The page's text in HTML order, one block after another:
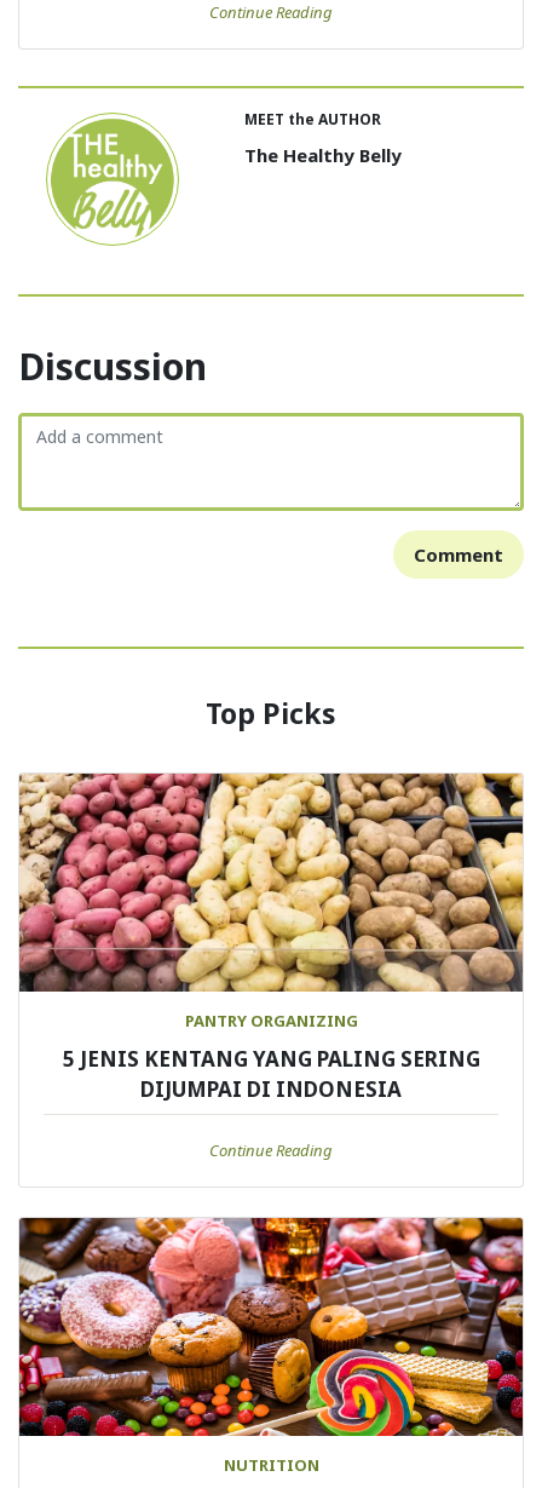
Continue Reading
MEET the AUTHOR
The Healthy Belly
Discussion
Comment
Top Picks
PANTRY ORGANIZING
5 JENIS KENTANG YANG PALING SERING
DIJUMPAI DI INDONESIA
Continue Reading
NUTRITION